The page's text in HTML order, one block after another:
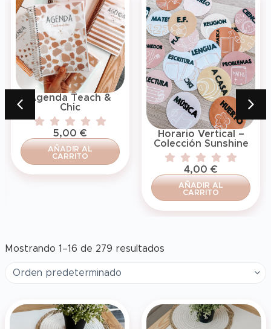
Agenda Teach &
Chic
5,00 €
AÑADIR AL
CARRITO
Horario Vertical –
Colección Sunshine
4,00 €
AÑADIR AL
CARRITO
Mostrando 1–16 de 279 resultados